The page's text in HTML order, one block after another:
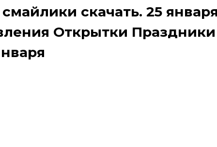
скачать. 25
Открытки Праздники